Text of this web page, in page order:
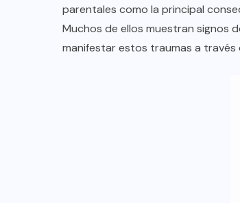
parentales como la principal
Muchos de ellos muestran signos
manifestar estos traumas a